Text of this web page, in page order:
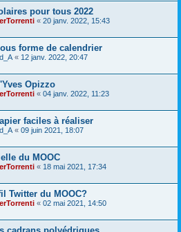
pour tous 2022
« 20 janv. 2022, 15:43
forme de calendrier
« 12 janv. 2022, 20:47
Opizzo
« 04 janv. 2022, 11:23
faciles à réaliser
« 09 juin 2021, 18:07
du MOOC
« 18 mai 2021, 17:34
Twitter du MOOC?
« 02 mai 2021, 14:50
cadrans polyédriques